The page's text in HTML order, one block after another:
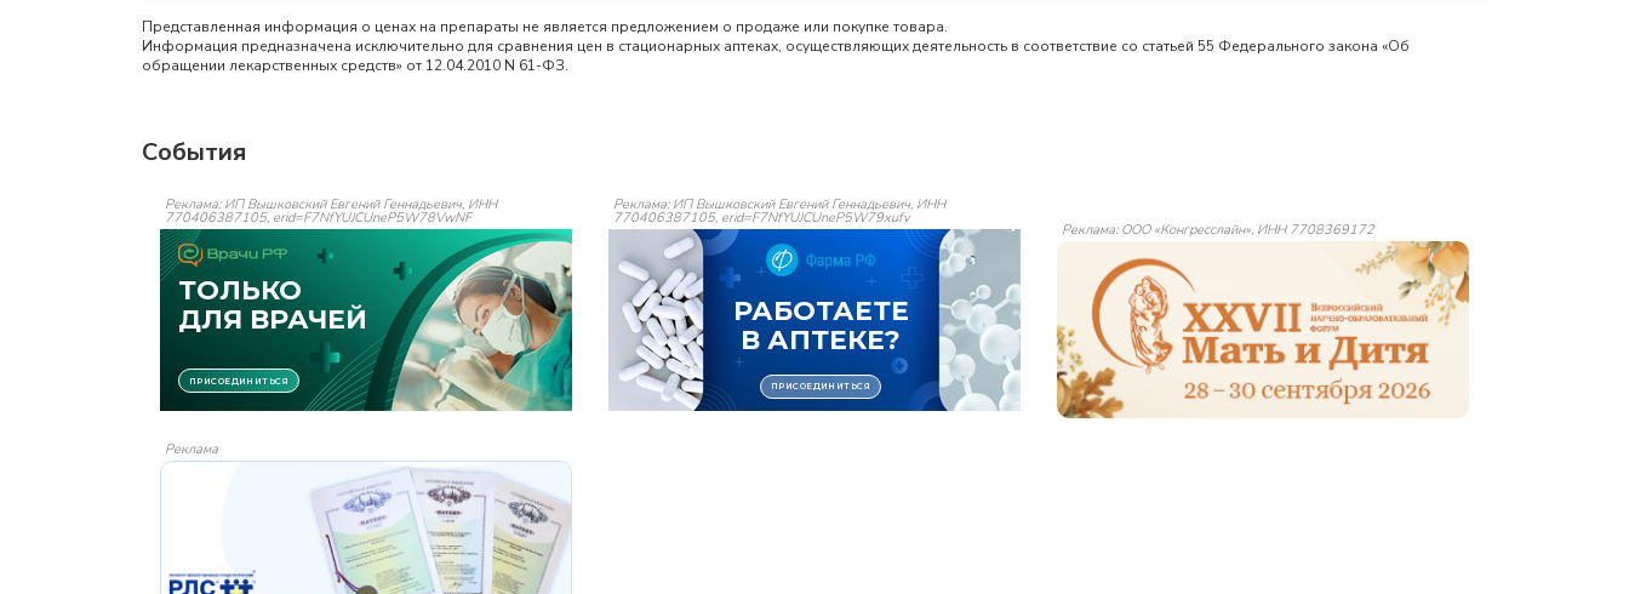
Представленная информация о ценах на препараты не является предложением о продаже или покупке товара.
Информация предназначена исключительно для сравнения цен в стационарных аптеках, осуществляющих деятельность в соответствие со статьей 55 Федерального закона «Об
обращении лекарственных средств» от 12.04.2010 N 61-ФЗ.
События
Реклама: ИП Вышковский Евгений Геннадьевич, ИНН
770406387105, erid=F7NfYUJCUneP5W78VwNF
Реклама: ИП Вышковский Евгений Геннадьевич, ИНН
770406387105, erid=F7NfYUJCUneP5W79xufv
Реклама: ООО «Конгресслайн», ИНН 7708369172
Реклама